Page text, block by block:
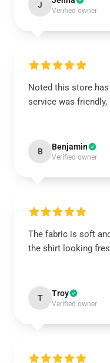
J
Verified owner
Noted this store
service was
B Benjamin
Verified owner
The fabric is soft
the shirt looking
T Troy
Verified owner